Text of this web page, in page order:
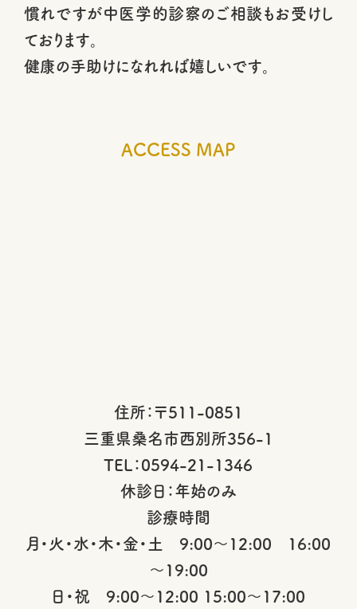
慣れですが中医学的診察のご相談もお受けし
ております。
健康の手助けになれれば嬉しいです。
ACCESS MAP
住所：〒511-0851
三重県桑名市西別所356-1
TEL：0594-21-1346
休診日：年始のみ
診療時間
月・火・水・木・金・土 9:00～12:00 16:00
～19:00
日・祝 9:00～12:00 15:00～17:00